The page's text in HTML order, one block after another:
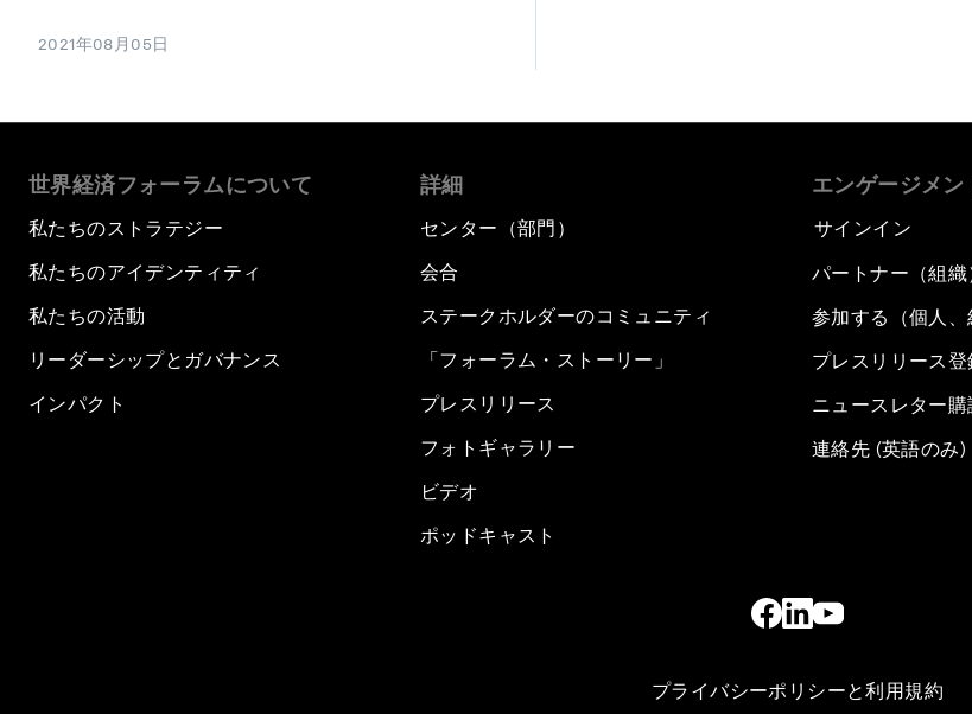
2021年08月05日
世界経済フォーラムについて
私たちのストラテジー
私たちのアイデンティティ
私たちの活動
リーダーシップとガバナンス
インパクト
詳細
センター（部門）
会合
ステークホルダーのコミュニティ
「フォーラム・ストーリー」
プレスリリース
フォトギャラリー
ビデオ
ポッドキャスト
エンゲージメン
サインイン
パートナー（組織
参加する（個人、
プレスリリース登
ニュースレター購
連絡先 (英語のみ)
プライバシーポリシーと利用規約